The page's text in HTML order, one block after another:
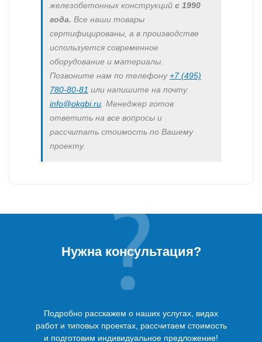
железобетонных конструкций с 1990
года. Все наши товары
сертифицированы, а в производстве
используется современное
оборудование и материалы.
Позвоните нам по телефону+7 (495)
780-80-81 или напишите на почту
info@okgbi.ru . Менеджер готов
ответить на все вопросы и
рассчитать стоимость по Вашему
проекту.
Нужна консультация?
Подробно расскажем о наших услугах, видах
работ и типовых проектах, рассчитаем стоимость
и подготовим индивидуальное предложение!